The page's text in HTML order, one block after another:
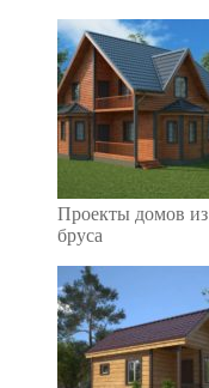
Проекты домов из
бруса